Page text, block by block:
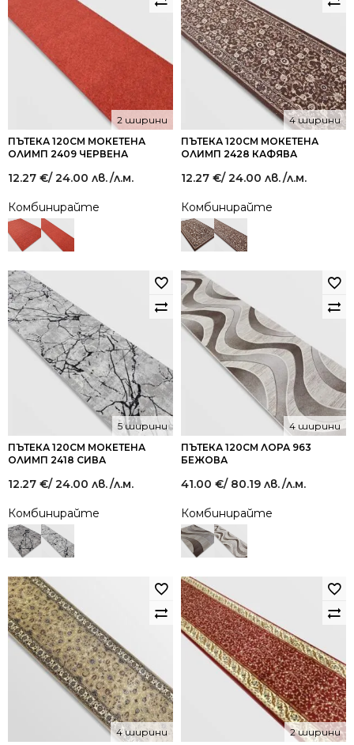
ПЪТЕКА 120СМ МОКЕТЕНА
ОЛИМП 2409 ЧЕРВЕНА
2 ширини
12.27 €/ 24.00 лв./л.м.
Комбинирайте
ПЪТЕКА 120СМ МОКЕТЕНА
ОЛИМП 2428 КАФЯВА
4 ширини
12.27 €/ 24.00 лв./л.м.
Комбинирайте
ПЪТЕКА 120СМ МОКЕТЕНА
ОЛИМП 2418 СИВА
5 ширини
12.27 €/ 24.00 лв./л.м.
Комбинирайте
ПЪТЕКА 120СМ ЛОРА 963
БЕЖОВА
4 ширини
41.00 €/ 80.19 лв./л.м.
Комбинирайте
4 ширини 2 ширини